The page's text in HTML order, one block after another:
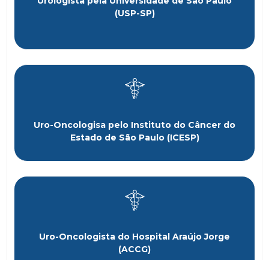
(USP-SP)
Uro-Oncologisa pelo Instituto do Câncer do
Estado de São Paulo (ICESP)
Uro-Oncologista do Hospital Araújo Jorge
(ACCG)